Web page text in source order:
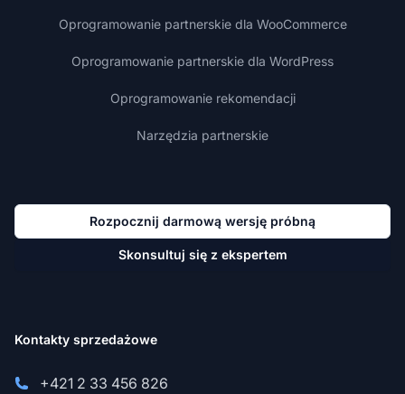
Oprogramowanie partnerskie dla WooCommerce
Oprogramowanie partnerskie dla WordPress
Oprogramowanie rekomendacji
Narzędzia partnerskie
Rozpocznij darmową wersję próbną
Skonsultuj się z ekspertem
Kontakty sprzedażowe
+421 2 33 456 826